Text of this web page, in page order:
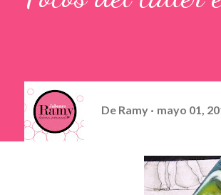
De Ramy mayo 01,